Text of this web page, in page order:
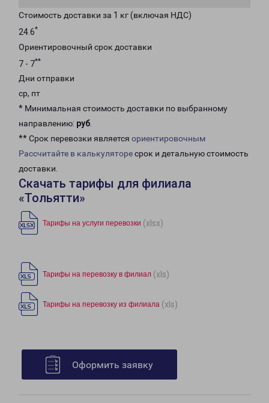
Стоимость доставки за 1 кг (включая НДС)
24.6*
Ориентировочный срок доставки
7 - 7**
Дни отправки
ср, пт
* Минимальная стоимость доставки по выбранному
направлению: руб.
** Срок перевозки является ориентировочным
Рассчитайте в калькуляторесрок и детальную стоимость
доставки.
Скачать тарифы для филиала
«Тольятти»
Тарифы на услуги перевозки (xlsx)
Тарифы на перевозку в филиал (xls)
Тарифы на перевозку из филиала (xls)
Оформить заявку